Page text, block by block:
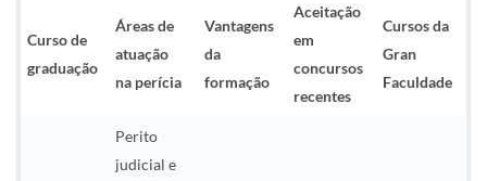
Curso de
graduação
Áreas de
atuação
na perícia
Vantagens
da
formação
Aceitação
em
concursos
recentes
Cursos da
Gran
Faculdade
Perito
judicial e